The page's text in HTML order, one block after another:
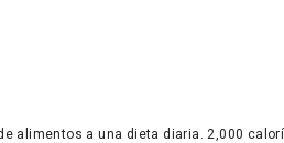
alimentos a una dieta diaria. 2,000